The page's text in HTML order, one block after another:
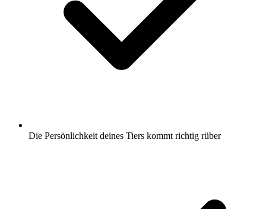
Die Persönlichkeit deines Tiers kommt richtig rüber